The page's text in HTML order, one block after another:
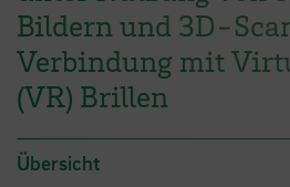
Bildern und
Verbindung mit
(VR) Brillen
Übersicht